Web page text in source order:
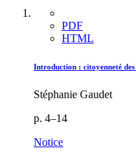
PDF
HTML
Introduction : citoyenneté des
Stéphanie Gaudet
p. 4–14
Notice